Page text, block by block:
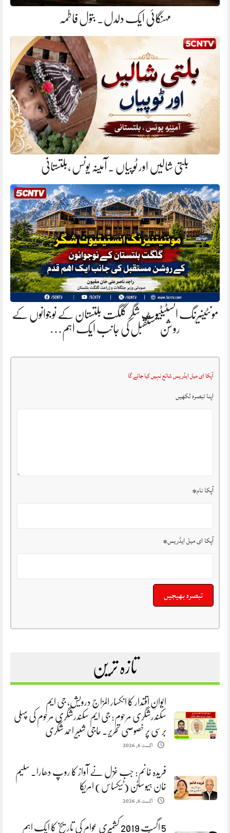
مہنگائی ایک دلدل. بتول فاطمہ
بلتی شالیں اور ٹوپیاں . آمینہ یونس ،بلتستانی
مونٹینیرنگ انسٹیٹیوٹ شگر گلگت بلتستان کے نوجوانوں کے
روشن مستقبل کی جانب ایک اہم…
آپکا ای میل ایڈریس شائع نہیں کیا جائے گا
اپنا تبصرہ لکھیں
آپکا نام*
آپکا ای میل ایڈریس*
تازہ ترین
ایوانِ اقتدار کا انکسار المزاج درویش، جی ایم
سکندرشگری مرحوم: جی ایم سکندرشگری مرحوم کی پہلی
برسی پر خصوصی تحریر. حاجی شبیر احمد شگری
اگست 6, 2026
فریدہ خانم: جب غزل نے آواز کا روپ دھارا. سلیم
خان ہیوسٹن (ٹیکساس) امریکا
اگست 6, 2026
5 اگست 2019 کشمیری عوام کی تاریخ کا ایک اہم